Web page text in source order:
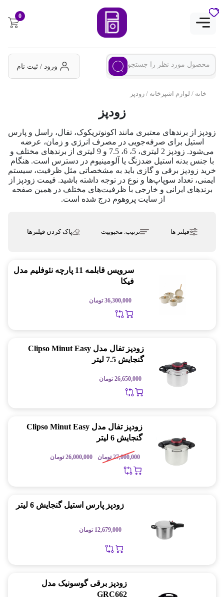
0
ورود / ثبت نام
خانه / لوازم اشپزخانه / زودپز
زودپز
زودپز از برندهای معتبری مانند اکونوتریکوک، تفال، راسل و پارس
استیل برای صرفه‌جویی در مصرف انرژی و زمان، عرضه
می‌شود. زودپز 2 لیتری، 5، 6، 7.5 و 9 لیتری از برندهای مختلف و
با جنس بدنه استیل ضدزنگ یا آلومینیوم در دسترس است. هنگام
خرید زودپز برقی و گازی باید به مشخصاتی مثل ظرفیت، سیستم
ایمنی، تعداد سوپاپ‌ها و نوع در توجه داشته باشید. قیمت زودپز از
برندهای ایرانی و خارجی با ظرفیت‌های مختلف در همین صفحه
از سایت پروهوم درج شده است.
فیلتر ها ترتیب:محبوبیت پاک کردن فیلترها
سرویس قابلمه 11 پارچه نئوفلیم مدل
فیکا
36,300,000 تومان
زودپز تفال مدل Clipso Minut Easy
گنجایش 7.5 لیتر
26,650,000 تومان
زودپز تفال مدل Clipso Minut Easy
گنجایش 6 لیتر
27,000,000 تومان 26,000,000 تومان
زودپز پارس استیل گنجایش 6 لیتر
12,679,000 تومان
زودپز برقی گوسونیک مدل
GRC662